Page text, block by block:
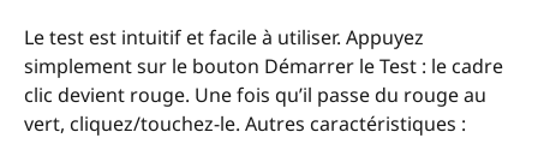
Le test est intuitif et facile à utiliser. Appuyez
simplement sur le bouton Démarrer le Test : le cadre
clic devient rouge. Une fois qu’il passe du rouge au
vert, cliquez/touchez-le. Autres caractéristiques :